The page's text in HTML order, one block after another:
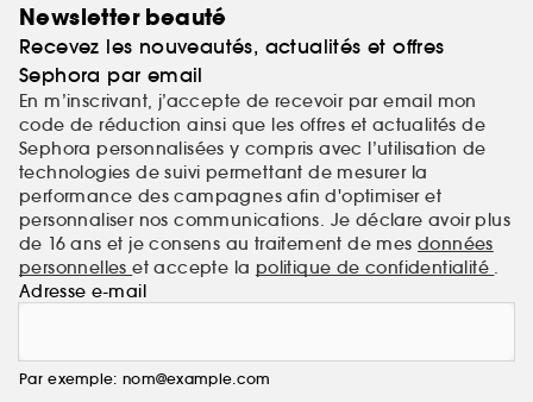
Newsletter beauté
Recevez les nouveautés, actualités et offres
Sephora par email
En m’inscrivant, j’accepte de recevoir par email mon
code de réduction ainsi que les offres et actualités de
Sephora personnalisées y compris avec l’utilisation de
technologies de suivi permettant de mesurer la
performance des campagnes afin d'optimiser et
personnaliser nos communications. Je déclare avoir plus
de 16 ans et je consens au traitement de mes données
personnelleset accepte la politique de confidentialité .
Adresse e-mail
Par exemple: nom@example.com